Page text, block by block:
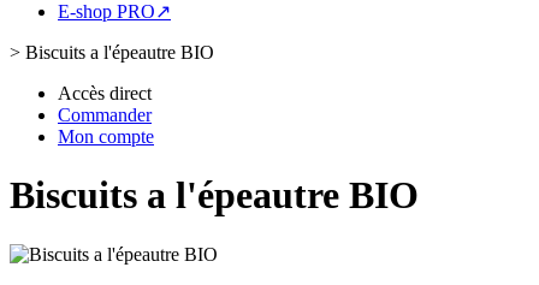
E-shop PRO↗
> Biscuits a l'épeautre BIO
Accès direct
Commander
Mon compte
Biscuits a l'épeautre BIO